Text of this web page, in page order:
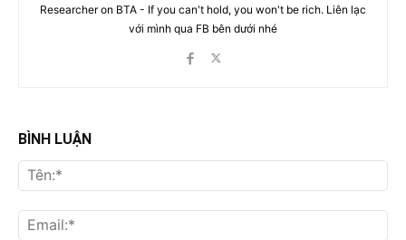
Researcher on BTA - If you can't hold, you won't be rich. Liên lạc
với mình qua FB bên dưới nhé
BÌNH LUẬN